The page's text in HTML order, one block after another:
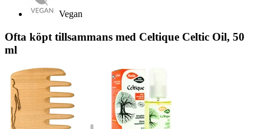
Vegan
Ofta köpt tillsammans med Celtique Celtic Oil, 50
ml